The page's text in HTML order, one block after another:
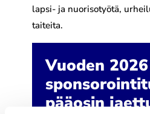
lapsi- ja nuorisotyötä,
taiteita.
Vuoden 2026
pääosin